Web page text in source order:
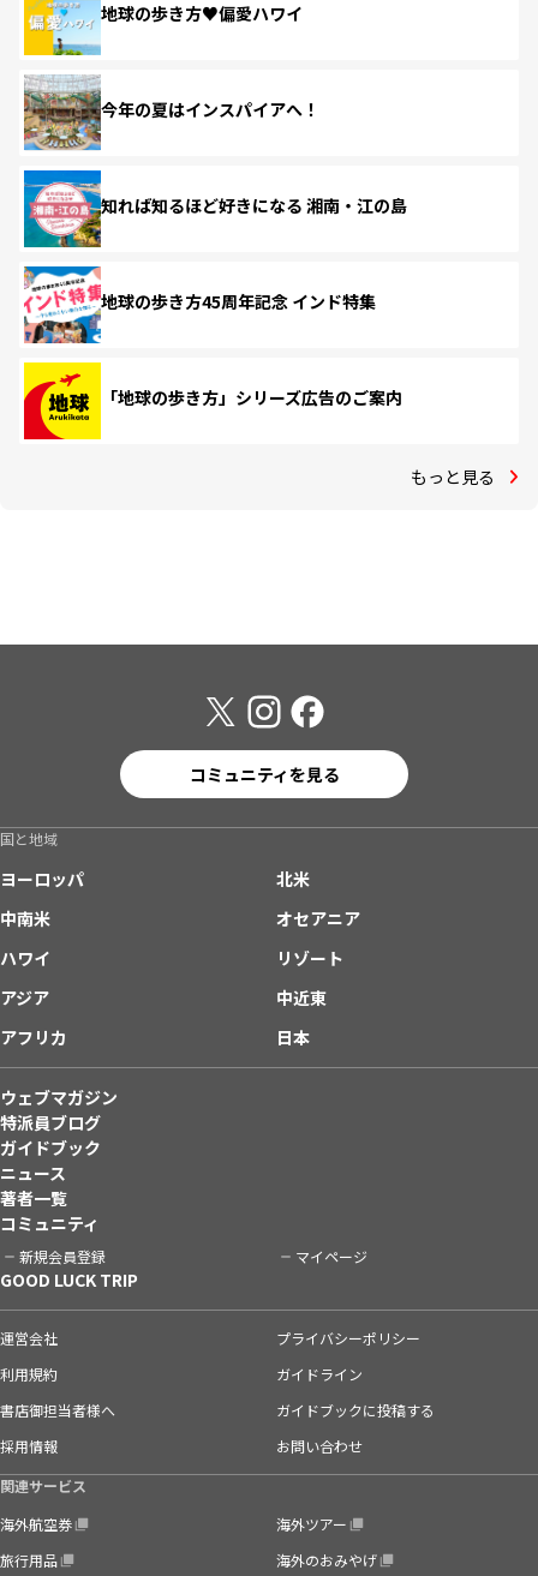
地球の歩き方♥偏愛ハワイ
今年の夏はインスパイアへ！
知れば知るほど好きになる 湘南・江の島
地球の歩き方45周年記念 インド特集
「地球の歩き方」シリーズ広告のご案内
もっと見る
コミュニティを見る
国と地域
ヨーロッパ
北米
中南米
オセアニア
ハワイ
リゾート
アジア
中近東
アフリカ
日本
ウェブマガジン
特派員ブログ
ガイドブック
ニュース
著者一覧
コミュニティ
新規会員登録 マイページ
GOOD LUCK TRIP
運営会社
プライバシーポリシー
利用規約
ガイドライン
書店御担当者様へ
ガイドブックに投稿する
採用情報
お問い合わせ
関連サービス
海外航空券
海外ツアー
旅行用品
海外のおみやげ